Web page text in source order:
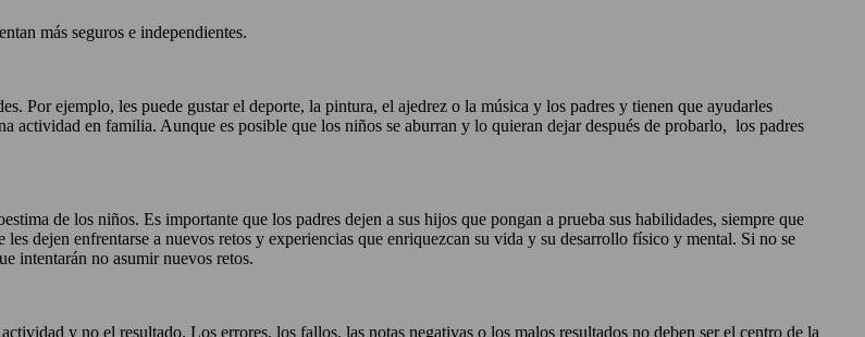
más seguros e independientes.
Por ejemplo, les puede gustar el deporte, la pintura, el ajedrez o la música y los padres y tienen que ayudarles
actividad en familia. Aunque es posible que los niños se aburran y lo quieran dejar después de probarlo, los padres
de los niños. Es importante que los padres dejen a sus hijos que pongan a prueba sus habilidades, siempre que
dejen enfrentarse a nuevos retos y experiencias que enriquezcan su vida y su desarrollo físico y mental. Si no se
intentarán no asumir nuevos retos.
y no el resultado. Los errores, los fallos, las notas negativas o los malos resultados no deben ser el centro de la